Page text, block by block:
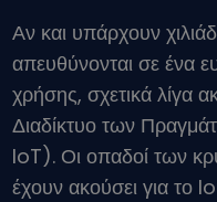
Ένα ασφαλές και απλό
Εξερεύνηση
Βρες τη δική σου crypto
KriptoEarn
Κερδίστε ανταμοιβές
Αν και υπάρχουν
απευθύνονται σε ένα
χρήσης, σχετικά λίγα
Διαδίκτυο των
IoT). Οι οπαδοί των
έχουν ακούσει για το